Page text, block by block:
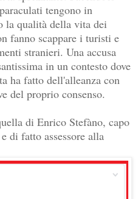
tengono in
la qualità della vita dei
fanno scappare i turisti e
stranieri. Una accusa
in un contesto dove
ha fatto dell'alleanza con
del proprio consenso.
di Enrico Stefàno, capo
di fatto assessore alla